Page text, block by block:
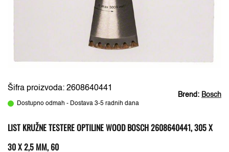
Brend: Bosch
Šifra proizvoda: 2608640441
Dostupno odmah - Dostava 3-5 radnih dana
LIST KRUŽNE TESTERE OPTILINE WOOD BOSCH 2608640441, 305 X
30 X 2,5 MM, 60